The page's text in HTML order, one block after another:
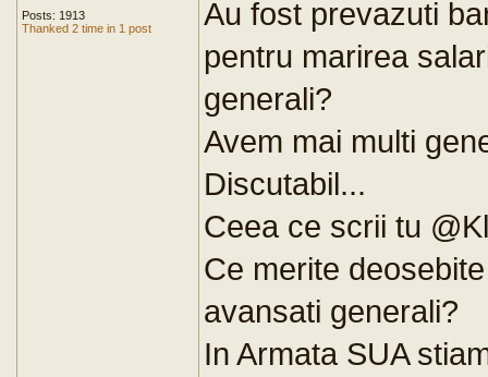
Posts: 1913
Thanked 2 time in 1 post
Au fost prevazuti
pentru marirea
generali?
Avem mai multi
Discutabil...
Ceea ce scrii tu
Ce merite
avansati generali?
In Armata SUA